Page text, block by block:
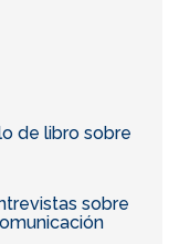
de libro sobre
sobre